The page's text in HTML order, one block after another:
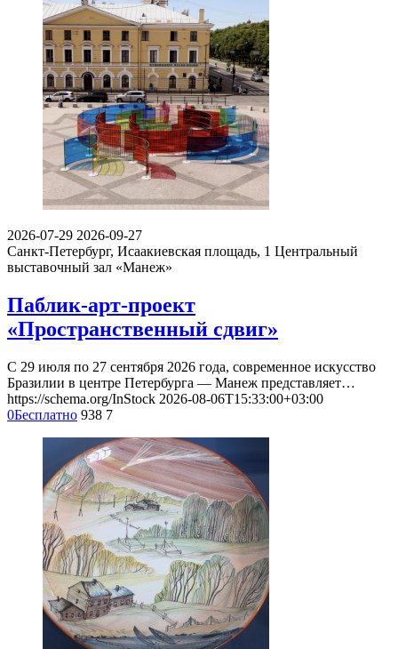
2026-07-29 2026-09-27
Санкт-Петербург, Исаакиевская площадь, 1 Центральный
выставочный зал «Манеж»
Паблик-арт-проект
«Пространственный сдвиг»
С 29 июля по 27 сентября 2026 года, современное искусство
Бразилии в центре Петербурга — Манеж представляет…
https://schema.org/InStock 2026-08-06T15:33:00+03:00
0Бесплатно 938 7